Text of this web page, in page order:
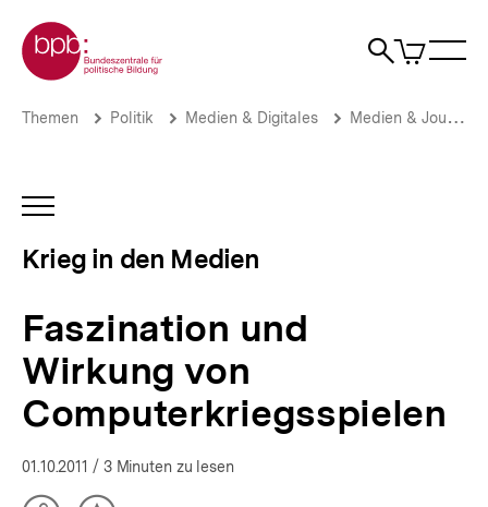
zum
Seiteninhalt
springen
Zur Startseite der bpb
Suche
Artikel
im
Faszination
Computerkriegsspielen
bpb.de
Brotkrümelnavigation
Pfadnavigation
Themen Politik Medien & Digitales Medien & Journalismus
INHALTSNAVIGATION
Krieg in den Medien
Faszination und
Wirkung von
Computerkriegsspielen
01.10.2011 / 3 Minuten zu lesen